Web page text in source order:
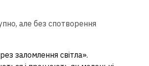
але без спотворення
заломлення світла».